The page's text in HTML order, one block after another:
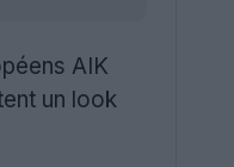
AIK
un look